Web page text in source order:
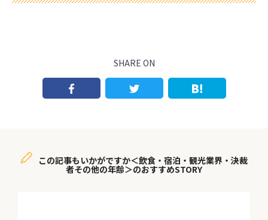
SHARE ON
この記事もいかがですか＜飲食・宿泊・観光業界・決裁
者その他の年齢＞のおすすめSTORY